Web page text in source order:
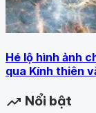
Hé lộ hình ảnh
qua Kính thiên
trending_up Nổi bật